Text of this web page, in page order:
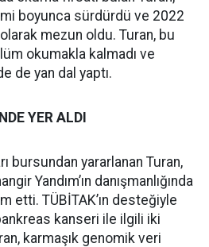
boyunca sürdürdü ve 2022
mezun oldu. Turan, bu
okumakla kalmadı ve
de yan dal yaptı.
YER ALDI
bursundan yararlanan Turan,
Yandım’ın danışmanlığında
etti. TÜBİTAK’ın desteğiyle
kanseri ile ilgili iki
karmaşık genomik veri